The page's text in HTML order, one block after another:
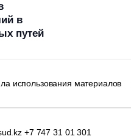
в
путей
использования материалов
+7 747 31 01 301